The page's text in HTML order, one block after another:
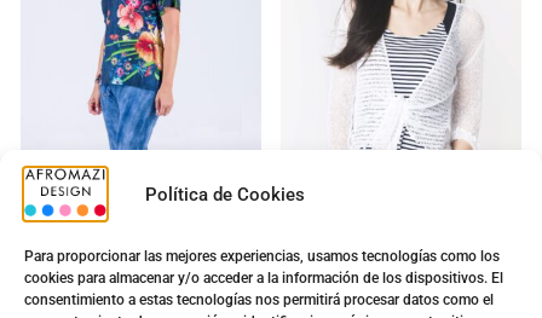
Política de Cookies
Para proporcionar las mejores experiencias, usamos tecnologías como los
cookies para almacenar y/o acceder a la información de los dispositivos. El
consentimiento a estas tecnologías nos permitirá procesar datos como el
Pirata Vaquero c/sin Brillo
8.70€ – 11.20€
G-0130005
Bolero